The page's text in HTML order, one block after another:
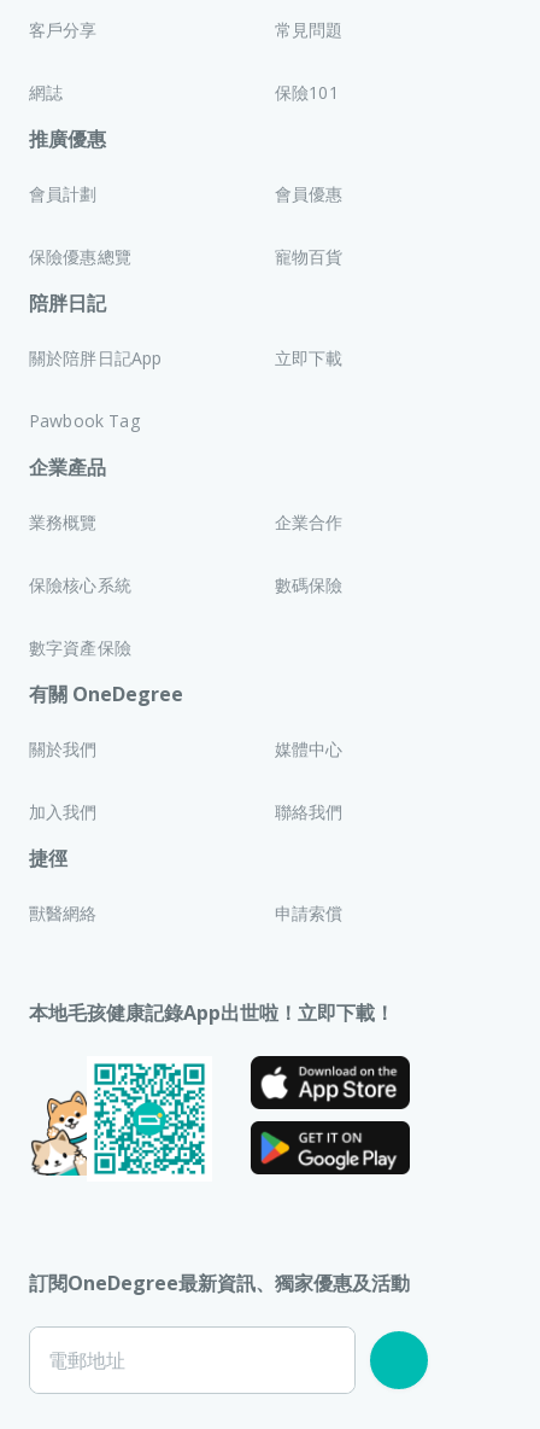
客戶分享 常見問題
網誌 保險101
推廣優惠
會員計劃 會員優惠
保險優惠總覽 寵物百貨
陪胖日記
關於陪胖日記App 立即下載
Pawbook Tag
企業產品
業務概覽 企業合作
保險核心系統 數碼保險
數字資產保險
有關 OneDegree
關於我們 媒體中心
加入我們 聯絡我們
捷徑
獸醫網絡 申請索償
本地毛孩健康記錄App出世啦！立即下載！
訂閱OneDegree最新資訊、獨家優惠及活動
電郵地址